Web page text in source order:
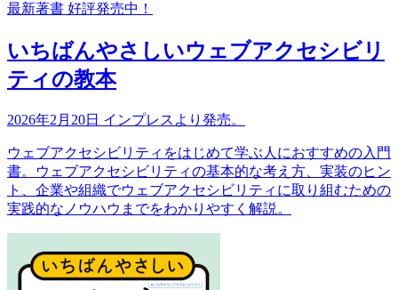
最新著書 好評発売中！
いちばんやさしいウェブアクセシビリ
ティの教本
2026年2月20日 インプレスより発売。
ウェブアクセシビリティをはじめて学ぶ人におすすめの入門
書。ウェブアクセシビリティの基本的な考え方、実装のヒン
ト、企業や組織でウェブアクセシビリティに取り組むための
実践的なノウハウまでをわかりやすく解説。